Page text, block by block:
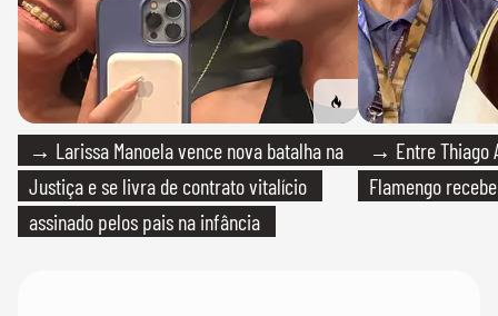
→ Larissa Manoela vence nova batalha na
Justiça e se livra de contrato vitalício
assinado pelos pais na infância
→ Entre Thiago
Flamengo